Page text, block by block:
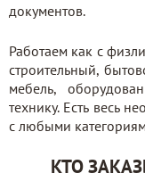
документов.
Работаем как с
строительный,
мебель,
технику. Есть весь
с любыми
КТО